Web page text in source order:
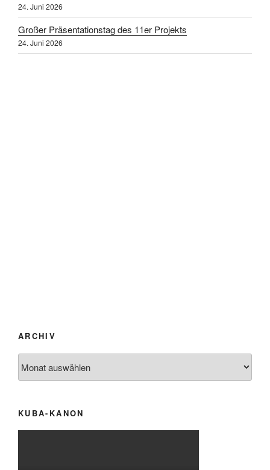
24. Juni 2026
Großer Präsentationstag des 11er Projekts
24. Juni 2026
ARCHIV
KUBA-KANON